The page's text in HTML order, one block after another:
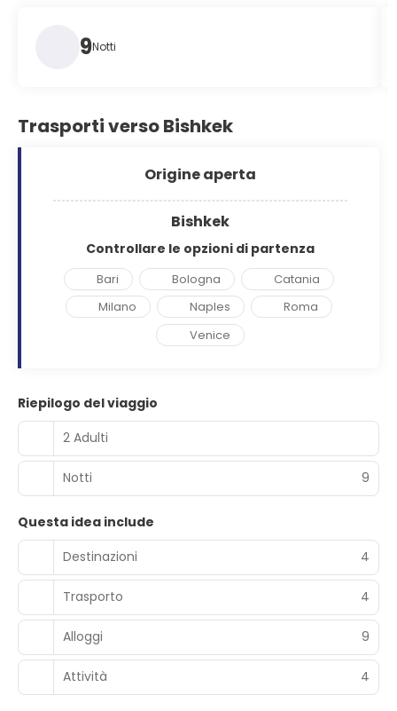
9Notti
Trasporti verso Bishkek
Origine aperta
Bishkek
Controllare le opzioni di partenza
Bari Bologna
Catania
Milano
Naples
Roma
Venice
Riepilogo del viaggio
2 Adulti
Notti 9
Questa idea include
Destinazioni
4
Trasporto 4
Alloggi 9
Attività 4